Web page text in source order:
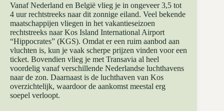
Vanaf Nederland en België vlieg je in ongeveer 3,5 tot
4 uur rechtstreeks naar dit zonnige eiland. Veel bekende
maatschappijen vliegen in het vakantieseizoen
rechtstreeks naar Kos Island International Airport
“Hippocrates” (KGS). Omdat er een ruim aanbod aan
vluchten is, kun je vaak scherpe prijzen vinden voor een
ticket. Bovendien vlieg je met Transavia al heel
voordelig vanaf verschillende Nederlandse luchthavens
naar de zon. Daarnaast is de luchthaven van Kos
overzichtelijk, waardoor de aankomst meestal erg
soepel verloopt.